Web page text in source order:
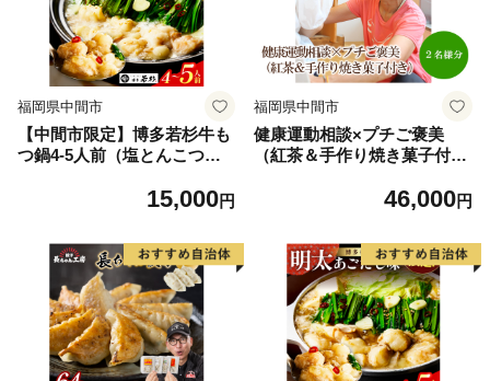
福岡県中間市
【中間市限定】博多若杉牛も
つ鍋4-5人前（塩とんこつ
15,000円
福岡県中間市
健康運動相談×プチご褒美
（紅茶＆手作り焼き菓子付
46,000円